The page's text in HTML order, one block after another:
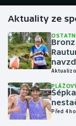
Golf
Gymnastika
Házená
Jezdectví
Judo
Aktuality ze
Před 4